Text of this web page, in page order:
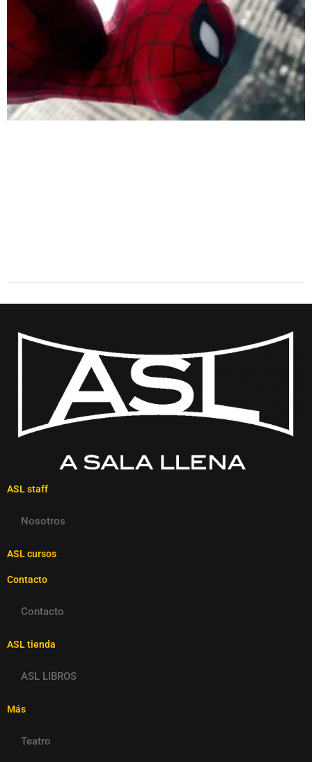
ASL staff
Nosotros
ASL cursos
Contacto
Contacto
ASL tienda
ASL LIBROS
Más
Teatro